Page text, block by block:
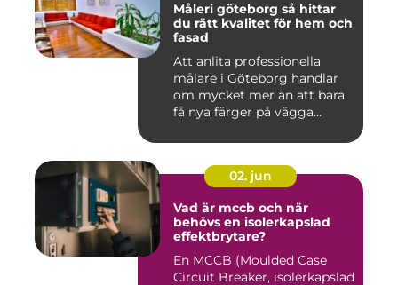
Måleri göteborg så hittar
du rätt kvalitet för hem och
fasad
Att anlita professionella
målare i Göteborg handlar
om mycket mer än att bara
få nya färger på vägga...
02. jun
Vad är mccb och när
behövs en isolerkapslad
effektbrytare?
En MCCB (Moulded Case
Circuit Breaker, isolerkapslad